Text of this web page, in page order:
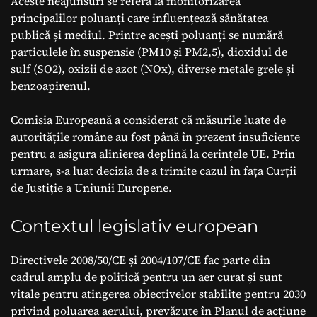
principalilor poluanți care influențează sănătatea
publică și mediul. Printre acești poluanți se numără
particulele în suspensie (PM10 și PM2,5), dioxidul de
sulf (SO2), oxizii de azot (NOx), diverse metale grele și
benzoapirenul.
Comisia Europeană a considerat că măsurile luate de
autoritățile române au fost până în prezent insuficiente
pentru a asigura alinierea deplină la cerințele UE. Prin
urmare, s-a luat decizia de a trimite cazul în fața Curții
de Justiție a Uniunii Europene.
Contextul legislativ european
Directivele 2008/50/CE și 2004/107/CE fac parte din
cadrul amplu de politică pentru un aer curat și sunt
vitale pentru atingerea obiectivelor stabilite pentru 2030
privind poluarea aerului, prevăzute în Planul de acțiune